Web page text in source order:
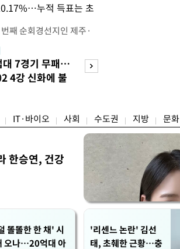
누적 득표는 초
째 순회경선지인 제주·
대표 후보가 승리했다. 지
은 김 후보가, 부산·울산·
바 있다. 소병훈 민주당 중
순회경선 권리당원 투표
대 7경기 무패…
4강 신화에 불
IT·바이오 사회 수도권 지방 문화
한승연, 건강
똘똘한 한 채' 시
오나…20억대 아
'리센느 논란' 김선
태, 초췌한 근황…충